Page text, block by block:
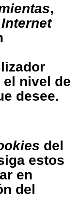
,
el nivel de
desee.
del
estos
en
del